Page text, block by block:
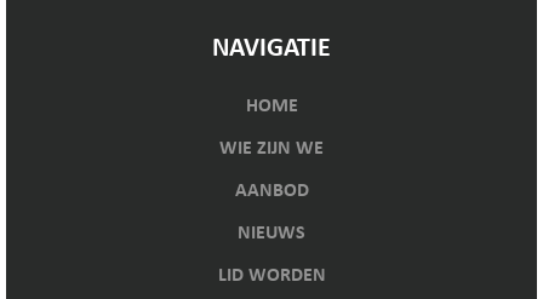
NAVIGATIE
HOME
WIE ZIJN WE
AANBOD
NIEUWS
LID WORDEN